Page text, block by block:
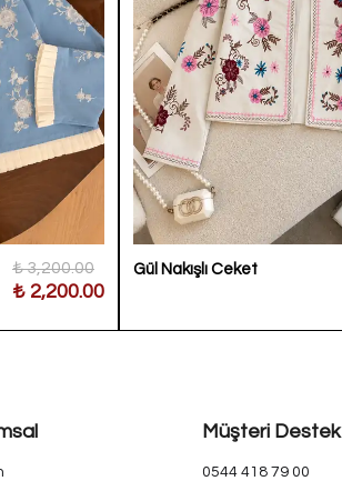
₺ 3,200.00
₺ 2,200.00
Gül Nakışlı Ceket
Müşteri Destek
0544 418 79 00